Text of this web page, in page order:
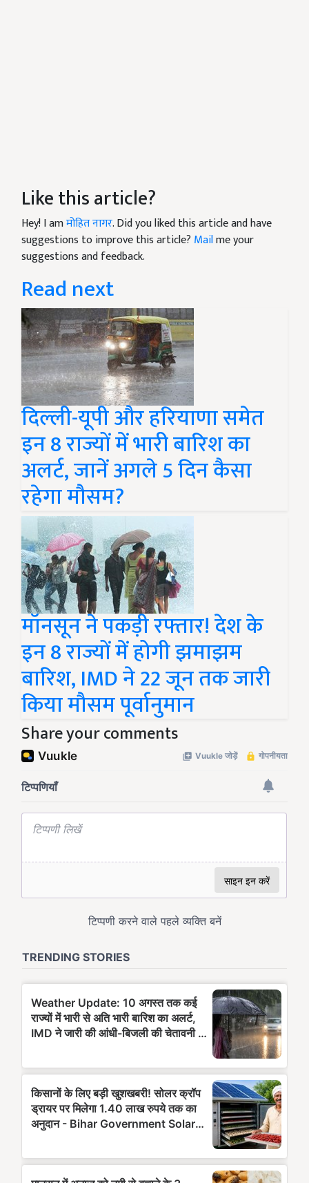
Like this article?
Hey! I amमोहित नागर. Did you liked this article and have
suggestions to improve this article? Mailme your
suggestions and feedback.
Read next
दिल्ली-यूपी और हरियाणा समेत
इन 8 राज्यों में भारी बारिश का
अलर्ट, जानें अगले 5 दिन कैसा
रहेगा मौसम?
मॉनसून ने पकड़ी रफ्तार! देश के
इन 8 राज्यों में होगी झमाझम
बारिश, IMD ने 22 जून तक जारी
किया मौसम पूर्वानुमान
Share your comments